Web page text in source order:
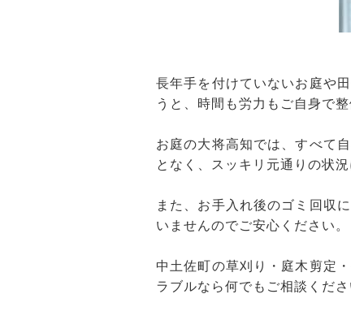
長年手を付けていないお庭や
うと、時間も労力もご自身で
お庭の大将高知では、すべて
となく、スッキリ元通りの状
また、お手入れ後のゴミ回収
いませんのでご安心ください。
中土佐町の草刈り・庭木剪定
ラブルなら何でもご相談くださ